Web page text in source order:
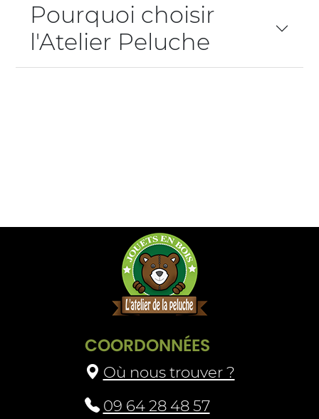
Pourquoi choisir
l'Atelier Peluche
COORDONNÉES
Où nous trouver ?
09 64 28 48 57